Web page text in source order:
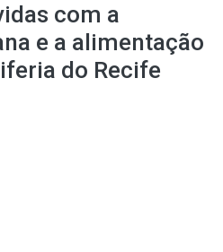
com a
e a alimentação
do Recife